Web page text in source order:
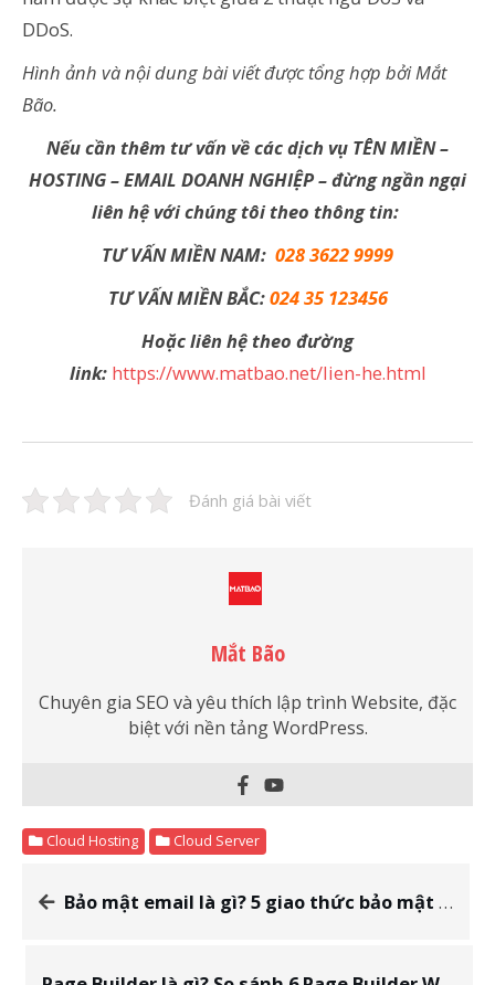
DDoS.
Hình ảnh và nội dung bài viết được tổng hợp bởi Mắt
Bão.
Nếu cần thêm tư vấn về các dịch vụ TÊN MIỀN –
HOSTING – EMAIL DOANH NGHIỆP – đừng ngần ngại
liên hệ với chúng tôi theo thông tin:
TƯ VẤN MIỀN NAM: 028 3622 9999
TƯ VẤN MIỀN BẮC:024 35 123456
Hoặc liên hệ theo đường
link: https://www.matbao.net/lien-he.html
Đánh giá bài viết
Mắt Bão
Chuyên gia SEO và yêu thích lập trình Website, đặc
biệt với nền tảng WordPress.
Cloud Hosting Cloud Server
Bảo mật email là gì? 5 giao thức bảo mật email phổ biến nhất 2022